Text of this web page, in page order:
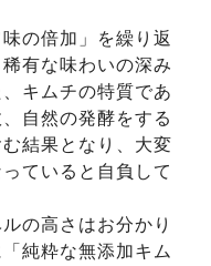
の倍加」を繰り返
有な味わいの深み
キムチの特質であ
自然の発酵をする
結果となり、大変
ていると自負して
の高さはお分かり
純粋な無添加キム